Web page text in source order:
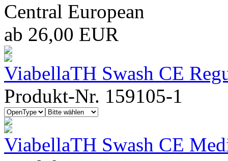
Central European
ab 26,00 EUR
ViabellaTH Swash CE
Produkt-Nr. 159105-1
ViabellaTH Swash CE